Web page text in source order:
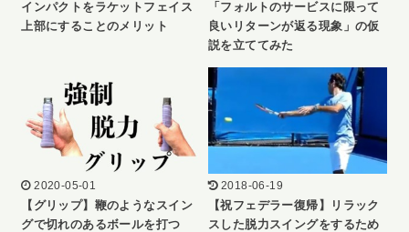
インパクトをラケットフェイス
上部にすることのメリット
「フォルトのサービスに限って
良いリターンが返る現象」の仮
説を立ててみた
2020-05-01
【グリップ】鞭のようなスイン
グで切れのあるボールを打つ
2018-06-19
【祝フェデラー復帰】リラック
スした脱力スイングをするため